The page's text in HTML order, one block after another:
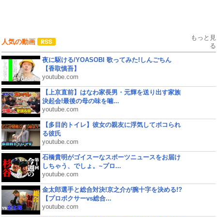
人気の動画
もっと見
る
夜に駆ける/YOASOBI 歌ってみた!しんごちん
【香取慎吾】
youtube.com
【上京直前】はなわ家長男・元輝を送り出す家族
決起会!最後の母の味を噛...
youtube.com
【多目的トイレ】彼女の親友に浮気してボコられ
る彼氏
youtube.com
石橋貴明がゴイスーなスポーツニュースをお届け
しちゃう、でしょ。~プロ...
youtube.com
金太郎選手と総合対決!京之介が腕十字を決める!?
【プロボクサーvs総合...
youtube.com